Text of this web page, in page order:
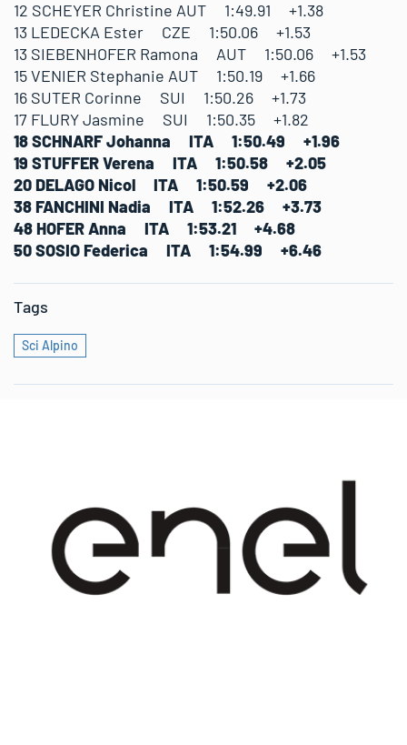
12 SCHEYER Christine AUT 1:49.91 +1.38
13 LEDECKA Ester CZE 1:50.06 +1.53
13 SIEBENHOFER Ramona AUT 1:50.06 +1.53
15 VENIER Stephanie AUT 1:50.19 +1.66
16 SUTER Corinne SUI 1:50.26 +1.73
17 FLURY Jasmine SUI 1:50.35 +1.82
18 SCHNARF Johanna ITA 1:50.49 +1.96
19 STUFFER Verena ITA 1:50.58 +2.05
20 DELAGO Nicol ITA 1:50.59 +2.06
38 FANCHINI Nadia ITA 1:52.26 +3.73
48 HOFER Anna ITA 1:53.21 +4.68
50 SOSIO Federica ITA 1:54.99 +6.46
Tags
Sci Alpino